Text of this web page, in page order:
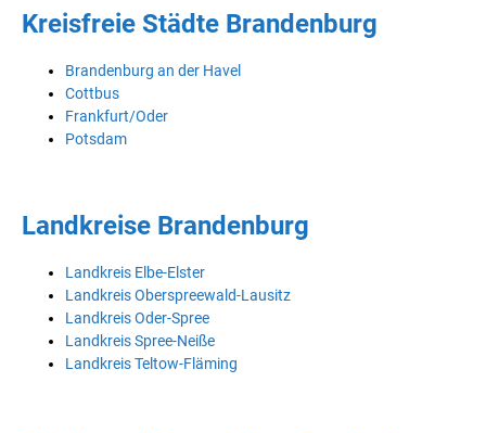
Kreisfreie Städte Brandenburg
Brandenburg an der Havel
Cottbus
Frankfurt/Oder
Potsdam
Landkreise Brandenburg
Landkreis Elbe-Elster
Landkreis Oberspreewald-Lausitz
Landkreis Oder-Spree
Landkreis Spree-Neiße
Landkreis Teltow-Fläming